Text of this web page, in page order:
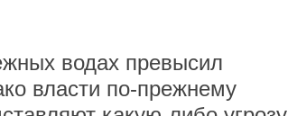
водах превысил
власти по-прежнему